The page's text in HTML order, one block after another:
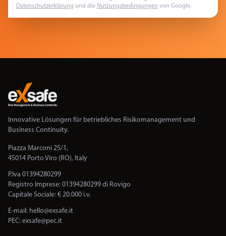
Datenschutzerklärung und die Nutzungsbedingungen von Google.
Innovative Lösungen für betriebliches Risikomanagement und
Business Continuity.
Piazza Marconi 25/1,
45014 Porto Viro (RO), Italy
P.Iva 01394280299
Registro Imprese: 01394280299 di Rovigo
Capitale Sociale: € 20.000 i.v.
E-mail: hello@exsafe.it
PEC:exsafe@pec.it